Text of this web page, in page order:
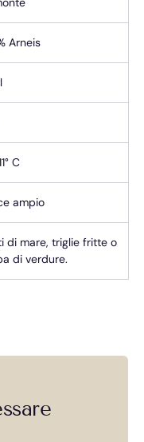
Arneis
C
ampio
di mare, triglie fritte o
di verdure.